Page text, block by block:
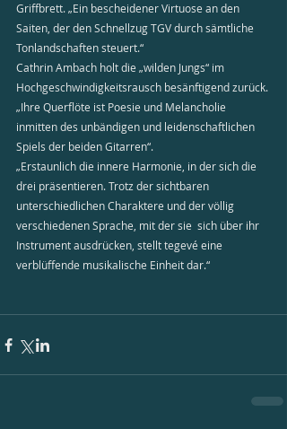
Griffbrett. „Ein bescheidener Virtuose an den
Saiten, der den Schnellzug TGV durch sämtliche
Tonlandschaften steuert.“
Cathrin Ambach holt die „wilden Jungs“ im
Hochgeschwindigkeitsrausch besänftigend zurück.
„Ihre Querflöte ist Poesie und Melancholie
inmitten des unbändigen und leidenschaftlichen
Spiels der beiden Gitarren“.
„Erstaunlich die innere Harmonie, in der sich die
drei präsentieren. Trotz der sichtbaren
unterschiedlichen Charaktere und der völlig
verschiedenen Sprache, mit der sie  sich über ihr
Instrument ausdrücken, stellt tegevé eine
verblüffende musikalische Einheit dar.“